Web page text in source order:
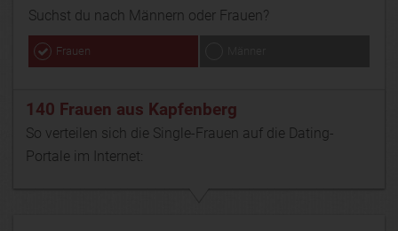
Suchst du nach Männern oder Frauen?
Frauen
140 Frauen aus Kapfenberg
So verteilen sich die Single-Frauen auf die Dating-
Portale im Internet: